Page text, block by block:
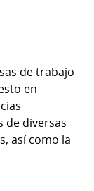
de trabajo
en
de diversas
así como la